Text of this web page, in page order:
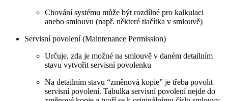
Chování systému může být rozdílné pro kalkulaci
anebo smlouvu (např. některé tlačítka v smlouvě)
Servisní povolení (Maintenance Permission)
Určuje, zda je možné na smlouvě v daném detailním
stavu vytvořit servisní povolenku
Na detailním stavu “změnová kopie” je třeba povolit
servisní povolení. Tabulka servisní povolení nejde do